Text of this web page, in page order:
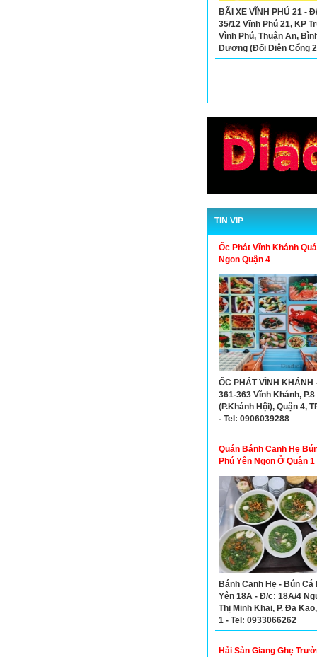
BÃI XE VĨNH PHÚ 21 -
35/12 Vĩnh Phú 21, KP
Vình Phú, Thuận An,
Dương (Đối Diện Cổng
Phương Nam) - Liên Hệ:
TIN VIP
Ốc Phát Vĩnh Khánh
Ngon Quận 4
ỐC PHÁT VĨNH KHÁNH
361-363 Vĩnh Khánh, P.8
(P.Khánh Hội), Quận 4,
- Tel: 0906039288
Quán Bánh Canh Hẹ
Phú Yên Ngon Ở Quận 1
Bánh Canh Hẹ - Bún Cá
Yên 18A - Đ/c: 18A/4
Thị Minh Khai, P. Đa
1 - Tel: 0933066262
Hải Sản Giang Ghẹ